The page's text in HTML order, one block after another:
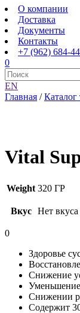
О компании
Доставка
Документы
Контакты
+7 (962) 684-
0
EN
Главная /Каталог
Vital
Weight 320 ГР
Вкус Нет вкуса
0
Здоровье
Снижение
Снижении
Содержит